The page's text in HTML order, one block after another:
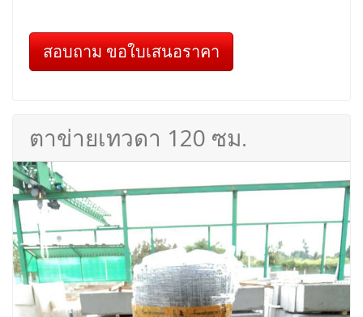
สอบถาม ขอใบเสนอราคา
ตาข่ายเทวดา 120 ซม.